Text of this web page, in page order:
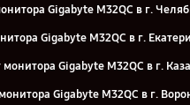
Gigabyte M32QC в г.
Gigabyte M32QC в г.
Gigabyte M32QC в г.
Gigabyte M32QC в г.